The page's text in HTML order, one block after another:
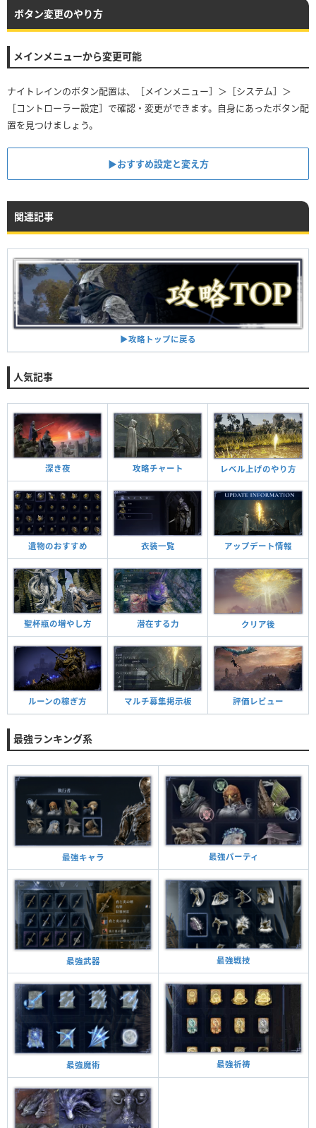
ボタン変更のやり方
メインメニューから変更可能
ナイトレインのボタン配置は、［メインメニュー］＞［システム］＞
［コントローラー設定］で確認・変更ができます。自身にあったボタン配
置を見つけましょう。
▶︎おすすめ設定と変え方
関連記事
▶︎攻略トップに戻る
人気記事
深き夜 攻略チャート レベル上げのやり方
遺物のおすすめ 衣装一覧 アップデート情報
聖杯瓶の増やし方 潜在する力 クリア後
ルーンの稼ぎ方 マルチ募集掲示板 評価レビュー
最強ランキング系
最強キャラ 最強パーティ
最強武器 最強戦技
最強魔術 最強祈祷